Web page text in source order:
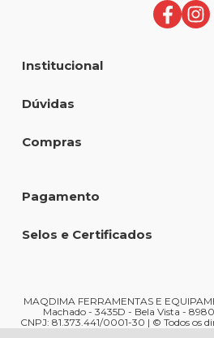
Institucional
Dúvidas
Compras
Pagamento
Selos e Certificados
MAQDIMA FERRAMENTAS E
Machado - 3435D - Bela Vista -
CNPJ: 81.373.441/0001-30 | © Todos os